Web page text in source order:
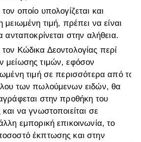
οποίο υπολογίζεται και
μειωμένη τιμή, πρέπει να είναι
ανταποκρίνεται στην αλήθεια.
Κώδικα Δεοντολογίας περί
μείωσης τιμών, εφόσον
τιμή σε περισσότερα από το
των πωλούμενων ειδών, θα
στην προθήκη του
να γνωστοποιείται σε
εμπορική επικοινωνία, το
έκπτωσης και στην